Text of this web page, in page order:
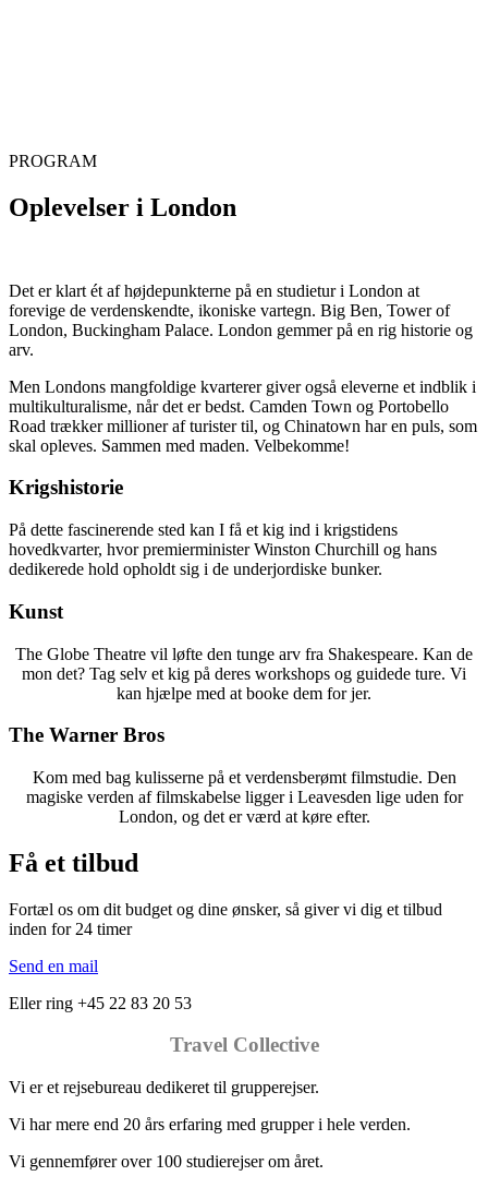
PROGRAM
Oplevelser i London
Det er klart ét af højdepunkterne på en studietur i London at
forevige de verdenskendte, ikoniske vartegn. Big Ben, Tower of
London, Buckingham Palace. London gemmer på en rig historie og
arv.
Men Londons mangfoldige kvarterer giver også eleverne et indblik i
multikulturalisme, når det er bedst. Camden Town og Portobello
Road trækker millioner af turister til, og Chinatown har en puls, som
skal opleves. Sammen med maden. Velbekomme!
Krigshistorie
På dette fascinerende sted kan I få et kig ind i krigstidens
hovedkvarter, hvor premierminister Winston Churchill og hans
dedikerede hold opholdt sig i de underjordiske bunker.
Kunst
The Globe Theatre vil løfte den tunge arv fra Shakespeare. Kan de
mon det? Tag selv et kig på deres workshops og guidede ture. Vi
kan hjælpe med at booke dem for jer.
The Warner Bros
Kom med bag kulisserne på et verdensberømt filmstudie. Den
magiske verden af filmskabelse ligger i Leavesden lige uden for
London, og det er værd at køre efter.
Få et tilbud
Fortæl os om dit budget og dine ønsker, så giver vi dig et tilbud
inden for 24 timer
Send en mail
Eller ring +45 22 83 20 53
Travel Collective
Vi er et rejsebureau dedikeret til grupperejser.
Vi har mere end 20 års erfaring med grupper i hele verden.
Vi gennemfører over 100 studierejser om året.